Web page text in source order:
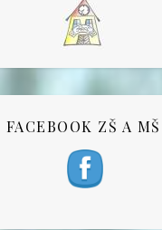
FACEBOOK ZŠ A MŠ